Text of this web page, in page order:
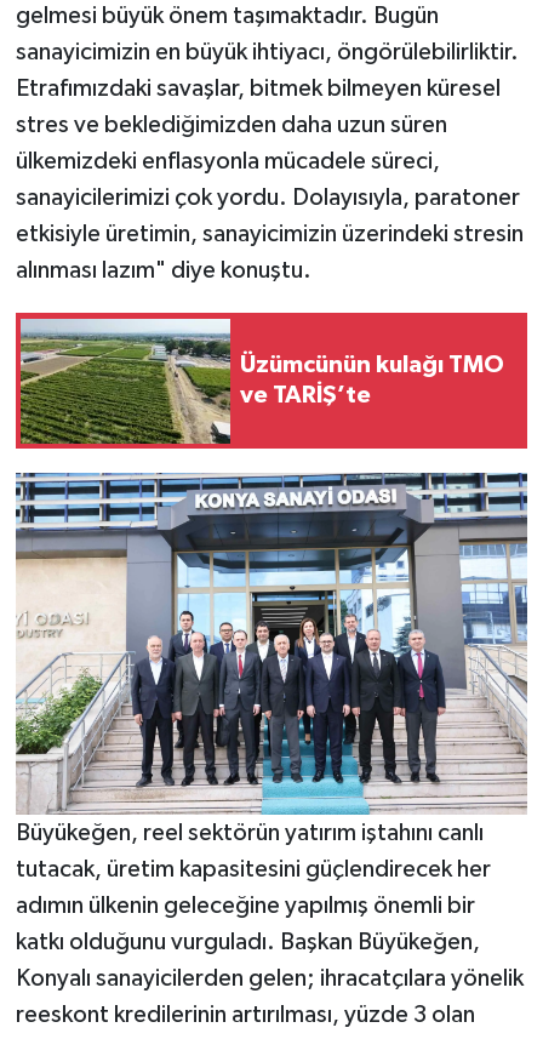
gelmesi büyük önem taşımaktadır. Bugün
sanayicimizin en büyük ihtiyacı, öngörülebilirliktir.
Etrafımızdaki savaşlar, bitmek bilmeyen küresel
stres ve beklediğimizden daha uzun süren
ülkemizdeki enflasyonla mücadele süreci,
sanayicilerimizi çok yordu. Dolayısıyla, paratoner
etkisiyle üretimin, sanayicimizin üzerindeki stresin
alınması lazım" diye konuştu.
Üzümcünün kulağı TMO
ve TARİŞ’te
Büyükeğen, reel sektörün yatırım iştahını canlı
tutacak, üretim kapasitesini güçlendirecek her
adımın ülkenin geleceğine yapılmış önemli bir
katkı olduğunu vurguladı. Başkan Büyükeğen,
Konyalı sanayicilerden gelen; ihracatçılara yönelik
reeskont kredilerinin artırılması, yüzde 3 olan